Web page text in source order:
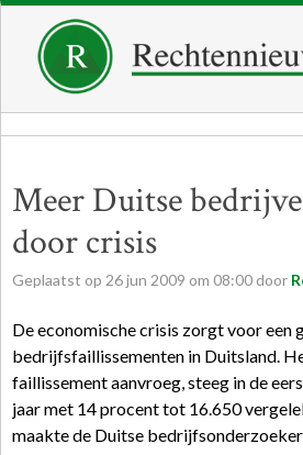
Meer Duitse
door crisis
Geplaatst op 26jun 2009 om 08:00 door
De economische crisis zorgt voor een
bedrijfsfaillissementen in Duitsland.
faillissement aanvroeg, steeg in de
jaar met 14 procent tot 16.650
maakte de Duitse